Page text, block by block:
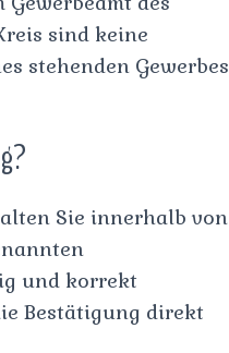
sind keine
stehenden Gewerbes
Sie innerhalb von
und korrekt
Bestätigung direkt